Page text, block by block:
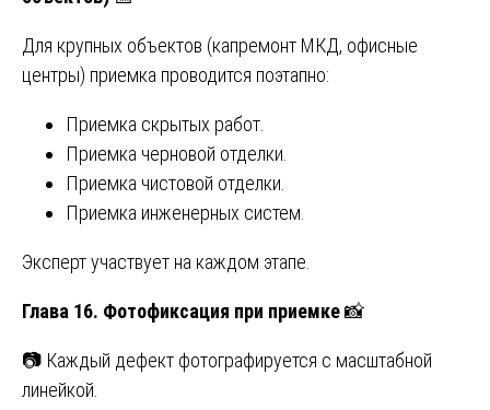
Для крупных объектов (капремонт МКД, офисные
центры) приемка проводится поэтапно:
Приемка скрытых работ.
Приемка черновой отделки.
Приемка чистовой отделки.
Приемка инженерных систем.
Эксперт участвует на каждом этапе.
Глава 16. Фотофиксация при приемке📸
📷 Каждый дефект фотографируется с масштабной
линейкой.